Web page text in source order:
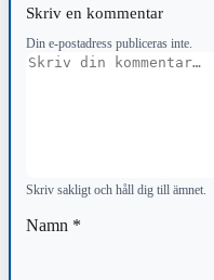
Skriv en kommentar
Din e-postadress publiceras inte.
Kommentar
Skriv sakligt och håll dig till ämnet.
Namn *